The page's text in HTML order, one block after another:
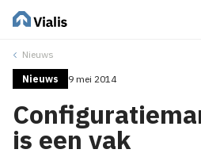
Nieuws
Nieuws 9 mei 2014
is een vak